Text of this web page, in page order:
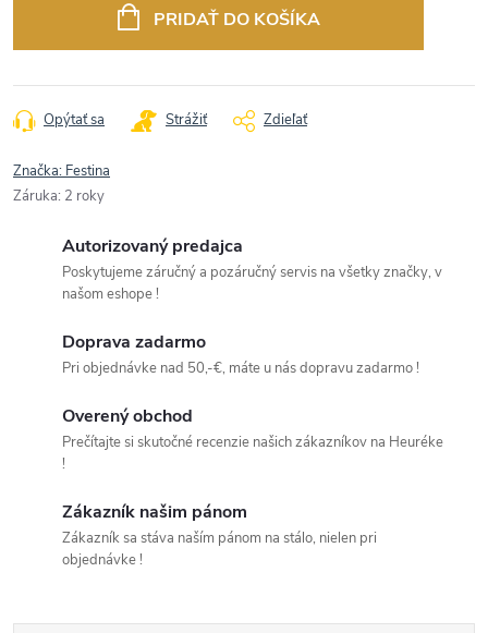
PRIDAŤ DO KOŠÍKA
Opýtať sa Strážiť Zdieľať
Značka: Festina
Záruka: 2 roky
Autorizovaný predajca
Poskytujeme záručný a pozáručný servis na všetky značky, v
našom eshope !
Doprava zadarmo
Pri objednávke nad 50,-€, máte u nás dopravu zadarmo !
Overený obchod
Prečítajte si skutočné recenzie našich zákazníkov na Heuréke
!
Zákazník našim pánom
Zákazník sa stáva naším pánom na stálo, nielen pri
objednávke !